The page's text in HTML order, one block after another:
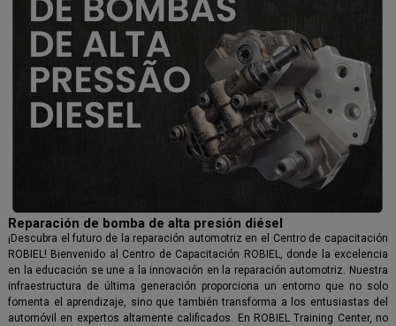
Reparación de bomba de alta presión diésel
¡Descubra el futuro de la reparación automotriz en el Centro de capacitación
ROBIEL! Bienvenido al Centro de Capacitación ROBIEL, donde la excelencia
en la educación se une a la innovación en la reparación automotriz. Nuestra
infraestructura de última generación proporciona un entorno que no solo
fomenta el aprendizaje, sino que también transforma a los entusiastas del
automóvil en expertos altamente calificados. En ROBIEL Training Center, no